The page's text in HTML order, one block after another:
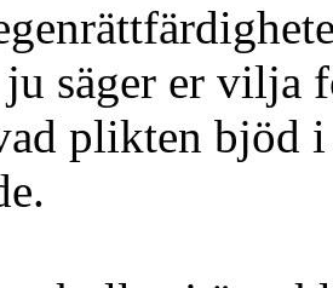
ju säger er vilja
plikten bjöd